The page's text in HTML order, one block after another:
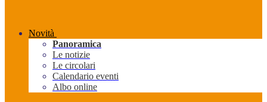
Novità
Panoramica
Le notizie
Le circolari
Calendario eventi
Albo online